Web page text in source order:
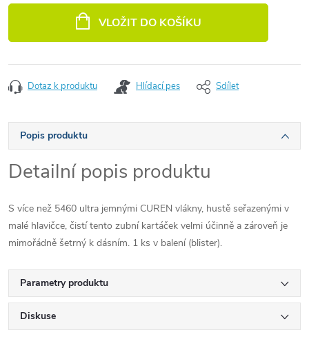
VLOŽIT DO KOŠÍKU
Dotaz k produktu Hlídací pes Sdílet
Popis produktu
Detailní popis produktu
S více než 5460 ultra jemnými CUREN vlákny, hustě seřazenými v
malé hlavičce, čistí tento zubní kartáček velmi účinně a zároveň je
mimořádně šetrný k dásním. 1 ks v balení (blister).
Parametry produktu
Diskuse